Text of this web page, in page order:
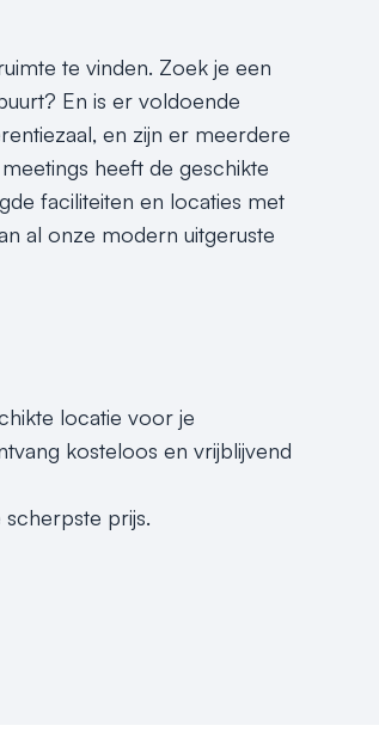
te vinden. Zoek je een
En is er voldoende
en zijn er meerdere
heeft de geschikte
faciliteiten en locaties met
al onze modern uitgeruste
locatie voor je
kosteloos en vrijblijvend
prijs.